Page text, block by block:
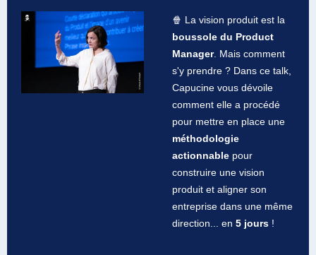
🍿 La vision produit est la
boussole du Product
Manager. Mais comment
s'y prendre ? Dans ce talk,
Capucine vous dévoile
comment elle a procédé
pour mettre en place une
méthodologie
actionnable pour
construire une vision
produit et aligner son
entreprise dans une même
direction... en 5 jours !